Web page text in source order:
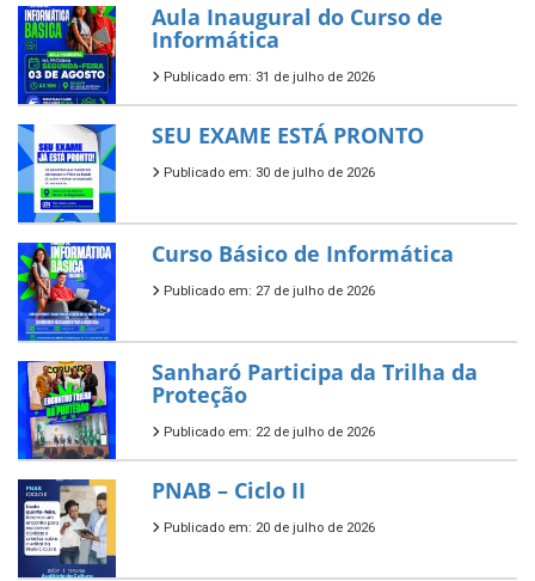
Aula Inaugural do Curso de
Informática
Publicado em: 31 de julho de 2026
SEU EXAME ESTÁ PRONTO
Publicado em: 30 de julho de 2026
Curso Básico de Informática
Publicado em: 27 de julho de 2026
Sanharó Participa da Trilha da
Proteção
Publicado em: 22 de julho de 2026
PNAB – Ciclo II
Publicado em: 20 de julho de 2026